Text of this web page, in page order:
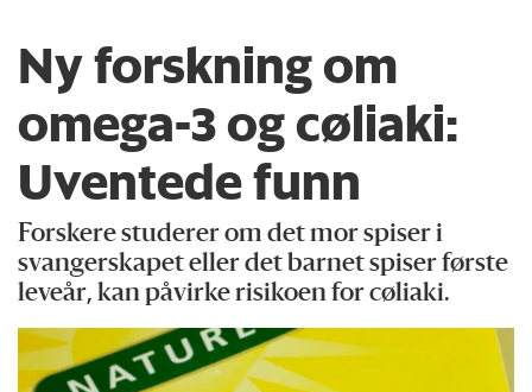
Ny forskning om
omega-3 og cøliaki:
Uventede funn
Forskere studerer om det mor spiser i
svangerskapet eller det barnet spiser første
leveår, kan påvirke risikoen for cøliaki.